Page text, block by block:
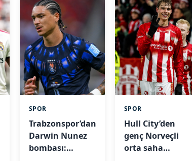
SPOR
Trabzonspor’dan
Darwin Nunez
bombası:
SPOR
Hull City’den
genç Norveçli
orta saha